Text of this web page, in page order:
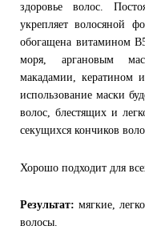
здоровье волос.
укрепляет волосяной
обогащена витамином
моря, аргановым
макадамии, кератином
использование маски
волос, блестящих и
секущихся кончиков
Хорошо подходит для
Результат: мягкие,
волосы.